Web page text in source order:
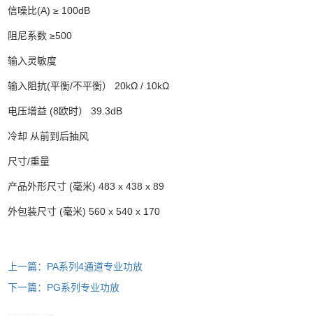
信噪比(A) ≥ 100dB
阻尼系数 ≥500
输入灵敏度
输入阻抗(平衡/不平衡） 20kΩ / 10kΩ
电压增益 (8欧时） 39.3dB
冷却 从前到后抽风
尺寸/重量
产品外形尺寸 (毫米) 483 x 438 x 89
外包装尺寸 (毫米) 560 x 540 x 170
上一篇：PA系列4通道专业功放
下一篇：PG系列专业功放